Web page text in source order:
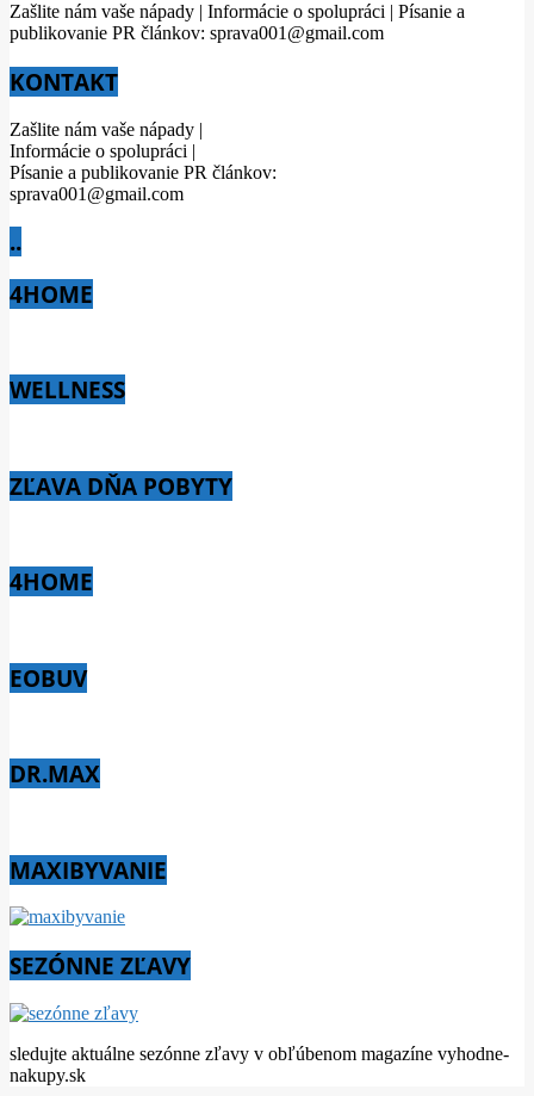
Zašlite nám vaše nápady | Informácie o spolupráci | Písanie a
publikovanie PR článkov: sprava001@gmail.com
KONTAKT
Zašlite nám vaše nápady |
Informácie o spolupráci |
Písanie a publikovanie PR článkov:
sprava001@gmail.com
..
4HOME
WELLNESS
ZĽAVA DŇA POBYTY
4HOME
EOBUV
DR.MAX
MAXIBYVANIE
SEZÓNNE ZĽAVY
sledujte aktuálne sezónne zľavy v obľúbenom magazíne vyhodne-
nakupy.sk